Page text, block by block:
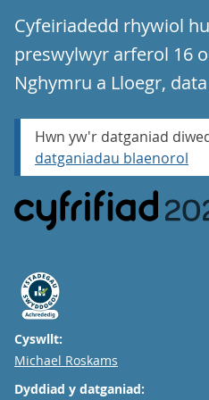
Cyfeiriadedd rhywiol
preswylwyr arferol 16
Nghymru a Lloegr,
Hwn yw'r datganiad
datganiadau blaenorol
Cyswllt:
Email
Michael Roskams
Dyddiad y datganiad: